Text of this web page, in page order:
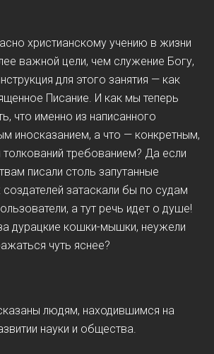
христианскому учению в жизни
важной цели, чем служение Богу,
для этого занятия — как
Писание. И как мы теперь
что именно из написанного
иносказанием, а что — конкретным,
требованием? Да если
писали столь запутанные
создателей затаскали бы по судам
а тут речь идет о душе!
дурацкие кошки-мышки, неужели
чуть яснее?
людям, находившимся на
науки и общества.